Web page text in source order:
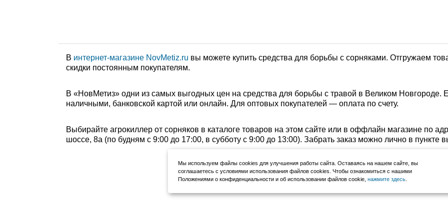
В интернет-магазине NovMetiz.ru вы можете купить средства для борьбы с сорняками. Отгружаем
скидки постоянным покупателям.
В «НовМетиз» одни из самых выгодных цен на средства для борьбы с травой в Великом Новгороде.
наличными, банковской картой или онлайн. Для оптовых покупателей — оплата по счету.
Выбирайте агрокиллер от сорняков в каталоге товаров на этом сайте или в оффлайн магазине по
шоссе, 8а (по будням с 9:00 до 17:00, в субботу с 9:00 до 13:00). Забрать заказ можно лично в пункте
Мы используем файлы cookies для улучшения работы сайта. Оставаясь на нашем сайте, вы
соглашаетесь с условиями использования файлов cookies. Чтобы ознакомиться с нашими
Положениями о конфиденциальности и об использовании файлов cookie, нажмите здесь